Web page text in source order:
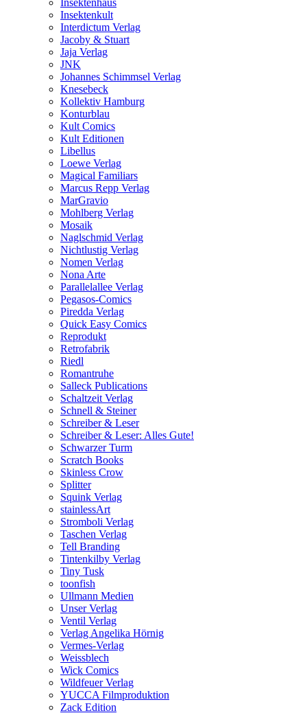
Insektenhaus
Insektenkult
Interdictum Verlag
Jacoby & Stuart
Jaja Verlag
JNK
Johannes Schimmsel Verlag
Knesebeck
Kollektiv Hamburg
Konturblau
Kult Comics
Kult Editionen
Libellus
Loewe Verlag
Magical Familiars
Marcus Repp Verlag
MarGravio
Mohlberg Verlag
Mosaik
Naglschmid Verlag
Nichtlustig Verlag
Nomen Verlag
Nona Arte
Parallelallee Verlag
Pegasos-Comics
Piredda Verlag
Quick Easy Comics
Reprodukt
Retrofabrik
Riedl
Romantruhe
Salleck Publications
Schaltzeit Verlag
Schnell & Steiner
Schreiber & Leser
Schreiber & Leser: Alles Gute!
Schwarzer Turm
Scratch Books
Skinless Crow
Splitter
Squink Verlag
stainlessArt
Stromboli Verlag
Taschen Verlag
Tell Branding
Tintenkilby Verlag
Tiny Tusk
toonfish
Ullmann Medien
Unser Verlag
Ventil Verlag
Verlag Angelika Hörnig
Vermes-Verlag
Weissblech
Wick Comics
Wildfeuer Verlag
YUCCA Filmproduktion
Zack Edition